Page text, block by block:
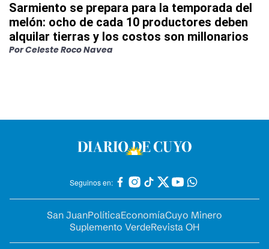
Sarmiento se prepara para la temporada del
melón: ocho de cada 10 productores deben
alquilar tierras y los costos son millonarios
PorCeleste Roco Navea
Seguinos en:
San JuanPolíticaEconomíaCuyo Minero
Suplemento VerdeRevista OH